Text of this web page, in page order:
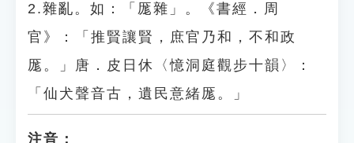
2.雜亂。如：「厖雜」。《書經．周
官》：「推賢讓賢，庶官乃和，不和政
厖。」唐．皮日休〈憶洞庭觀步十韻〉：
「仙犬聲音古，遺民意緒厖。」
注音：